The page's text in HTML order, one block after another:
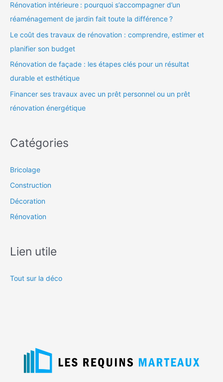
Rénovation intérieure : pourquoi s’accompagner d’un
réaménagement de jardin fait toute la différence ?
Le coût des travaux de rénovation : comprendre, estimer et
planifier son budget
Rénovation de façade : les étapes clés pour un résultat
durable et esthétique
Financer ses travaux avec un prêt personnel ou un prêt
rénovation énergétique
Catégories
Bricolage
Construction
Décoration
Rénovation
Lien utile
Tout sur la déco